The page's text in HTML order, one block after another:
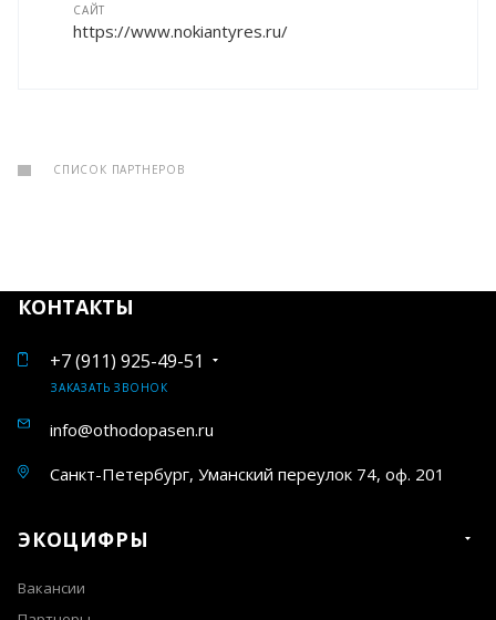
САЙТ
https://www.nokiantyres.ru/
СПИСОК ПАРТНЕРОВ
КОНТАКТЫ
+7 (911) 925-49-51
ЗАКАЗАТЬ ЗВОНОК
info@othodopasen.ru
Санкт-Петербург, Уманский переулок 74, оф. 201
ЭКОЦИФРЫ
Вакансии